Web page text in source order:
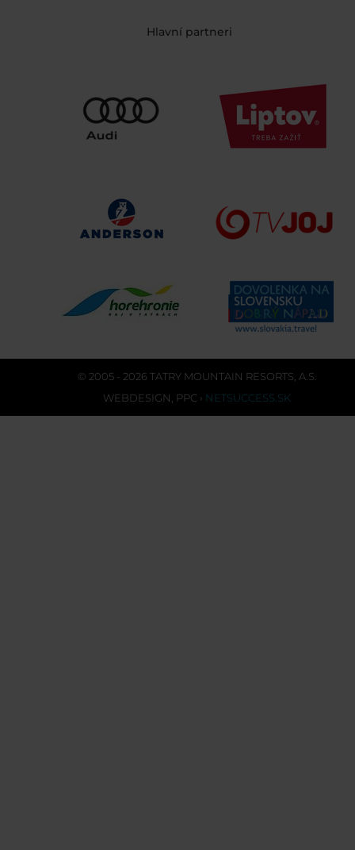
Hlavní partneri
© 2005 - 2026 TATRY MOUNTAIN RESORTS, A.S.
WEBDESIGN PPC › NETSUCCESS.SK